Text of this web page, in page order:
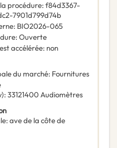
procédure: f84d3367-
7901d799d74b
: BIO2026-065
: Ouverte
accélérée: non
du marché: Fournitures
): 33121400 Audiomètres
: ave de la côte de